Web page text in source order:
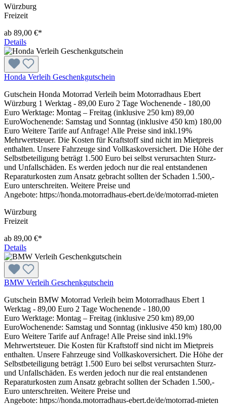
Würzburg
Freizeit
ab 89,00 €*
Details
Honda Verleih Geschenkgutschein
Gutschein Honda Motorrad Verleih beim Motorradhaus Ebert
Würzburg 1 Werktag - 89,00 Euro 2 Tage Wochenende - 180,00
Euro Werktage: Montag – Freitag (inklusive 250 km) 89,00
EuroWochenende: Samstag und Sonntag (inklusive 450 km) 180,00
Euro Weitere Tarife auf Anfrage! Alle Preise sind inkl.19%
Mehrwertsteuer. Die Kosten für Kraftstoff sind nicht im Mietpreis
enthalten. Unsere Fahrzeuge sind Vollkaskoversichert. Die Höhe der
Selbstbeteiligung beträgt 1.500 Euro bei selbst verursachten Sturz-
und Unfallschäden. Es werden jedoch nur die real entstandenen
Reparaturkosten zum Ansatz gebracht sollten der Schaden 1.500,-
Euro unterschreiten. Weitere Preise und
Angebote: https://honda.motorradhaus-ebert.de/de/motorrad-mieten
Würzburg
Freizeit
ab 89,00 €*
Details
BMW Verleih Geschenkgutschein
Gutschein BMW Motorrad Verleih beim Motorradhaus Ebert 1
Werktag - 89,00 Euro 2 Tage Wochenende - 180,00
Euro Werktage: Montag – Freitag (inklusive 250 km) 89,00
EuroWochenende: Samstag und Sonntag (inklusive 450 km) 180,00
Euro Weitere Tarife auf Anfrage! Alle Preise sind inkl.19%
Mehrwertsteuer. Die Kosten für Kraftstoff sind nicht im Mietpreis
enthalten. Unsere Fahrzeuge sind Vollkaskoversichert. Die Höhe der
Selbstbeteiligung beträgt 1.500 Euro bei selbst verursachten Sturz-
und Unfallschäden. Es werden jedoch nur die real entstandenen
Reparaturkosten zum Ansatz gebracht sollten der Schaden 1.500,-
Euro unterschreiten. Weitere Preise und
Angebote: https://honda.motorradhaus-ebert.de/de/motorrad-mieten